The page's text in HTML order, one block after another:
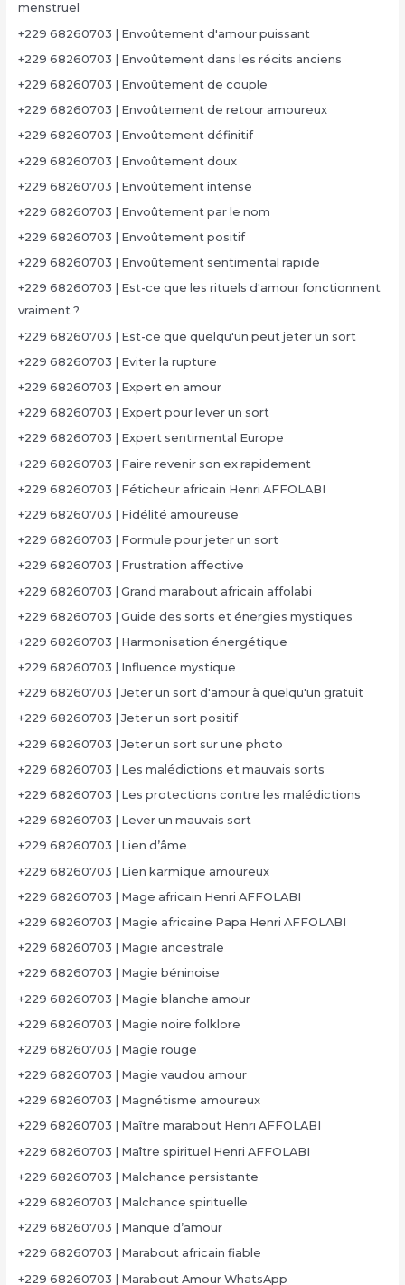
menstruel
+229 68260703 | Envoûtement d'amour puissant
+229 68260703 | Envoûtement dans les récits anciens
+229 68260703 | Envoûtement de couple
+229 68260703 | Envoûtement de retour amoureux
+229 68260703 | Envoûtement définitif
+229 68260703 | Envoûtement doux
+229 68260703 | Envoûtement intense
+229 68260703 | Envoûtement par le nom
+229 68260703 | Envoûtement positif
+229 68260703 | Envoûtement sentimental rapide
+229 68260703 | Est-ce que les rituels d'amour fonctionnent
vraiment ?
+229 68260703 | Est-ce que quelqu'un peut jeter un sort
+229 68260703 | Eviter la rupture
+229 68260703 | Expert en amour
+229 68260703 | Expert pour lever un sort
+229 68260703 | Expert sentimental Europe
+229 68260703 | Faire revenir son ex rapidement
+229 68260703 | Féticheur africain Henri AFFOLABI
+229 68260703 | Fidélité amoureuse
+229 68260703 | Formule pour jeter un sort
+229 68260703 | Frustration affective
+229 68260703 | Grand marabout africain affolabi
+229 68260703 | Guide des sorts et énergies mystiques
+229 68260703 | Harmonisation énergétique
+229 68260703 | Influence mystique
+229 68260703 | Jeter un sort d'amour à quelqu'un gratuit
+229 68260703 | Jeter un sort positif
+229 68260703 | Jeter un sort sur une photo
+229 68260703 | Les malédictions et mauvais sorts
+229 68260703 | Les protections contre les malédictions
+229 68260703 | Lever un mauvais sort
+229 68260703 | Lien d’âme
+229 68260703 | Lien karmique amoureux
+229 68260703 | Mage africain Henri AFFOLABI
+229 68260703 | Magie africaine Papa Henri AFFOLABI
+229 68260703 | Magie ancestrale
+229 68260703 | Magie béninoise
+229 68260703 | Magie blanche amour
+229 68260703 | Magie noire folklore
+229 68260703 | Magie rouge
+229 68260703 | Magie vaudou amour
+229 68260703 | Magnétisme amoureux
+229 68260703 | Maître marabout Henri AFFOLABI
+229 68260703 | Maître spirituel Henri AFFOLABI
+229 68260703 | Malchance persistante
+229 68260703 | Malchance spirituelle
+229 68260703 | Manque d’amour
+229 68260703 | Marabout africain fiable
+229 68260703 | Marabout Amour WhatsApp